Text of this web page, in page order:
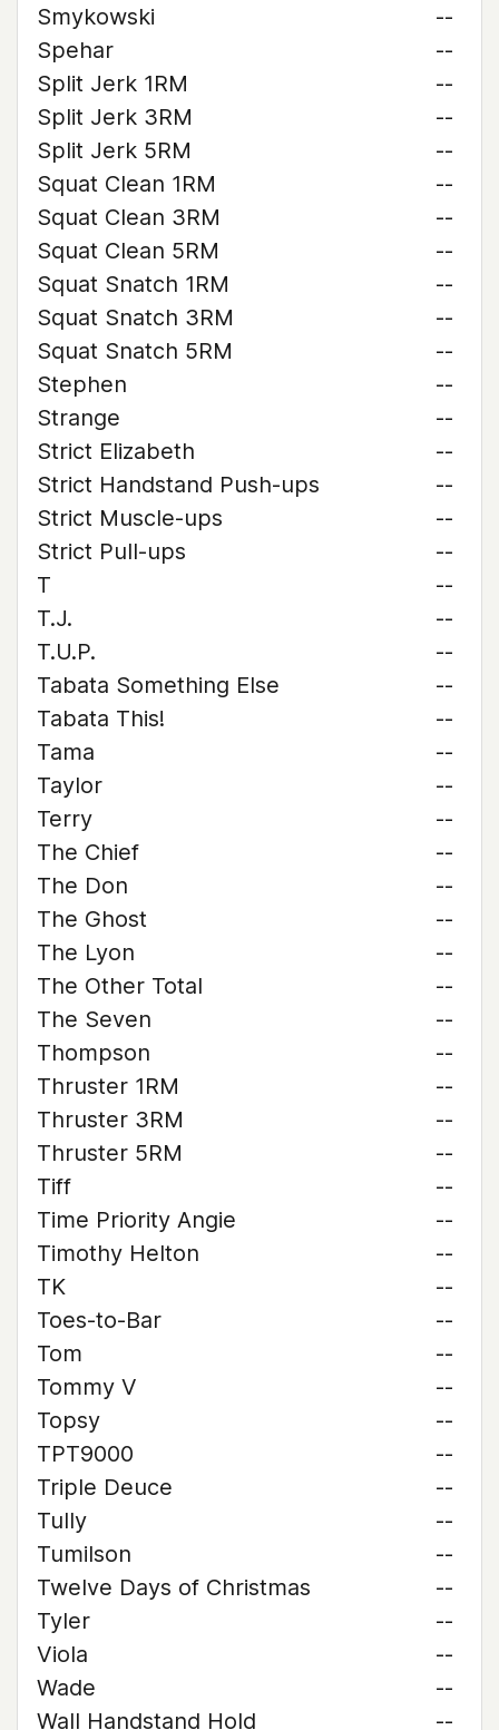
Smykowski
--
Spehar
--
Split Jerk 1RM
--
Split Jerk 3RM
--
Split Jerk 5RM
--
Squat Clean 1RM
--
Squat Clean 3RM
--
Squat Clean 5RM
--
Squat Snatch 1RM
--
Squat Snatch 3RM
--
Squat Snatch 5RM
--
Stephen
--
Strange
--
Strict Elizabeth
--
Strict Handstand Push-ups
--
Strict Muscle-ups
--
Strict Pull-ups
--
T
--
T.J.
--
T.U.P.
--
Tabata Something Else
--
Tabata This!
--
Tama
--
Taylor
--
Terry
--
The Chief
--
The Don
--
The Ghost
--
The Lyon
--
The Other Total
--
The Seven
--
Thompson
--
Thruster 1RM
--
Thruster 3RM
--
Thruster 5RM
--
Tiff
--
Time Priority Angie
--
Timothy Helton
--
TK
--
Toes-to-Bar
--
Tom
--
Tommy V
--
Topsy
--
TPT9000
--
Triple Deuce
--
Tully
--
Tumilson
--
Twelve Days of Christmas
--
Tyler
--
Viola
--
Wade
--
Wall Handstand Hold
--